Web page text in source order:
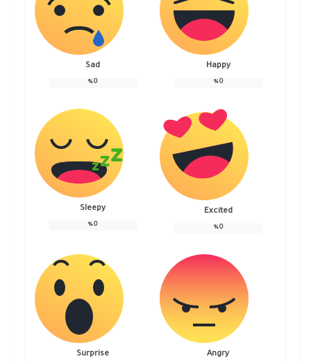
Happy
0
%
Sad
0
%
Excited
0
%
Sleepy
0
%
Angry
Surprise